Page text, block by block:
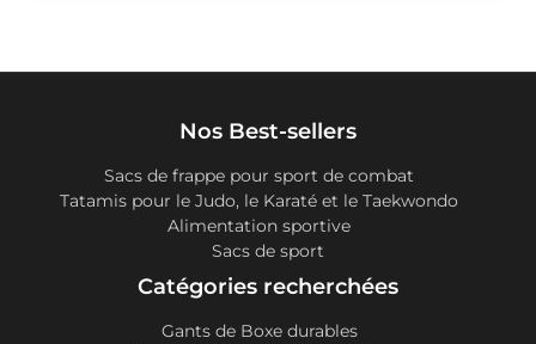
Nos Best-sellers
Sacs de frappe pour sport de combat
Tatamis pour le Judo, le Karaté et le Taekwondo
Alimentation sportive
Sacs de sport
Catégories recherchées
Gants de Boxe durables